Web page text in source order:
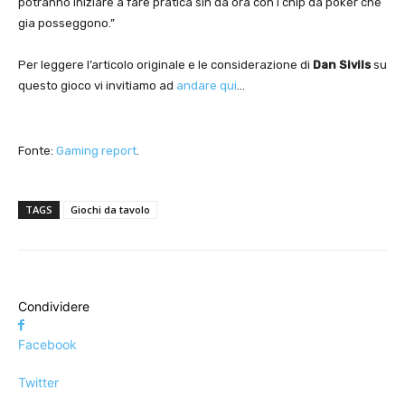
gia posseggono.”
Per leggere l’articolo originale e le considerazione di Dan Sivilssu
questo gioco vi invitiamo ad andare qui…
Fonte: Gaming report.
TAGS Giochi da tavolo
Condividere
Facebook
Twitter